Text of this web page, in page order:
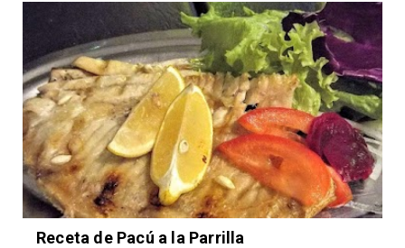
Receta de Pacú a la Parrilla